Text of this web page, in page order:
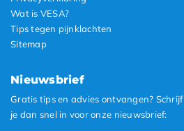
Wat is VESA?
Tips tegen pijnklachten
Sitemap
Nieuwsbrief
Gratis tips en advies ontvangen? Schrijf
je dan snel in voor onze nieuwsbrief: